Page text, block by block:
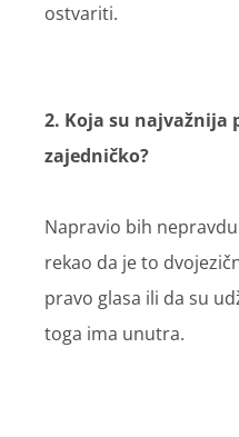
ostvariti.
2. Koja su najvažnija
zajedničko?
Napravio bih
rekao da je to
pravo glasa ili da su
toga ima unutra.